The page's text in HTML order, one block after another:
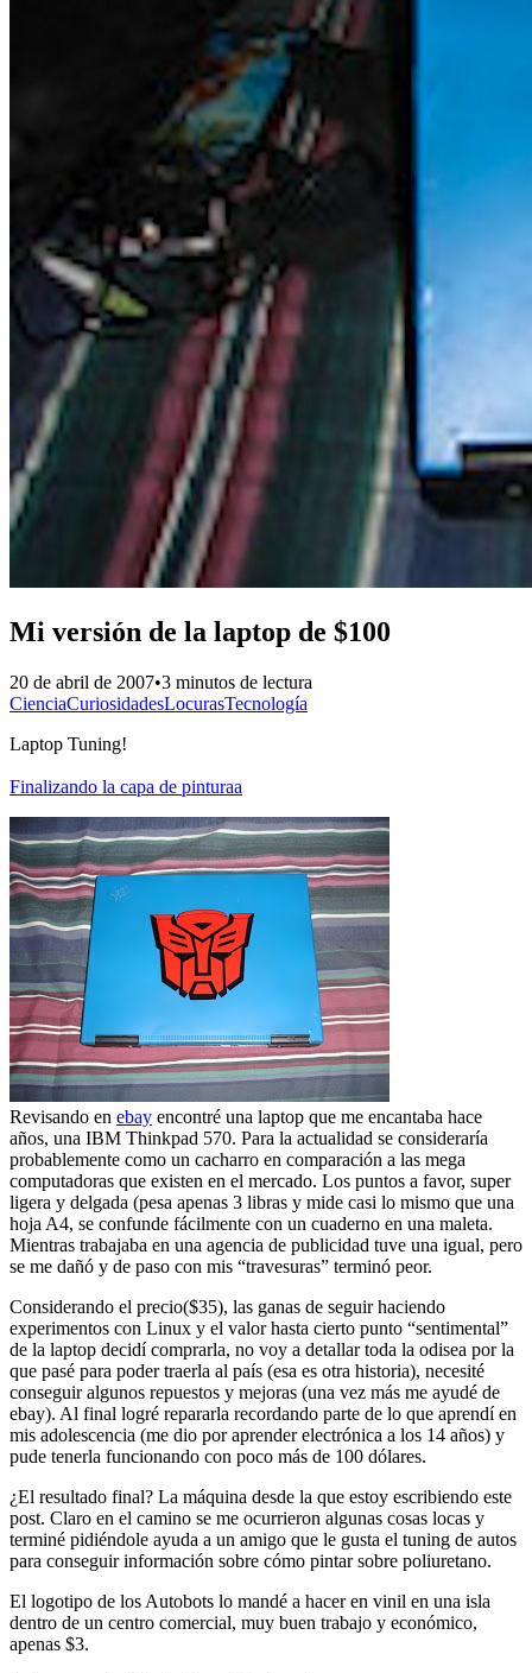
Mi versión de la laptop de $100
20 de abril de 2007•3 minutos de lectura
CienciaCuriosidadesLocurasTecnología
Laptop Tuning!
Finalizando la capa de pinturaa
Revisando en ebay encontré una laptop que me encantaba hace
años, una IBM Thinkpad 570. Para la actualidad se consideraría
probablemente como un cacharro en comparación a las mega
computadoras que existen en el mercado. Los puntos a favor, super
ligera y delgada (pesa apenas 3 libras y mide casi lo mismo que una
hoja A4, se confunde fácilmente con un cuaderno en una maleta.
Mientras trabajaba en una agencia de publicidad tuve una igual, pero
se me dañó y de paso con mis “travesuras” terminó peor.
Considerando el precio($35), las ganas de seguir haciendo
experimentos con Linux y el valor hasta cierto punto “sentimental”
de la laptop decidí comprarla, no voy a detallar toda la odisea por la
que pasé para poder traerla al país (esa es otra historia), necesité
conseguir algunos repuestos y mejoras (una vez más me ayudé de
ebay). Al final logré repararla recordando parte de lo que aprendí en
mis adolescencia (me dio por aprender electrónica a los 14 años) y
pude tenerla funcionando con poco más de 100 dólares.
¿El resultado final? La máquina desde la que estoy escribiendo este
post. Claro en el camino se me ocurrieron algunas cosas locas y
terminé pidiéndole ayuda a un amigo que le gusta el tuning de autos
para conseguir información sobre cómo pintar sobre poliuretano.
El logotipo de los Autobots lo mandé a hacer en vinil en una isla
dentro de un centro comercial, muy buen trabajo y económico,
apenas $3.